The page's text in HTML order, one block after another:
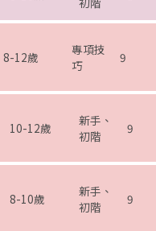
8-12歲
專項技
巧
9
10-12歲
新手、
初階
9
8-10歲
新手、
初階
9